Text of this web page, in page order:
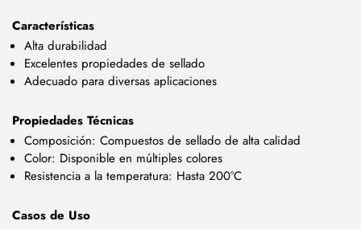
Características
Alta durabilidad
Excelentes propiedades de sellado
Adecuado para diversas aplicaciones
Propiedades Técnicas
Composición: Compuestos de sellado de alta calidad
Color: Disponible en múltiples colores
Resistencia a la temperatura: Hasta 200°C
Casos de Uso